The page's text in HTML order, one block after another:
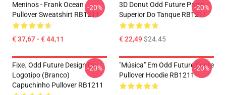
Meninos - Frank Ocean
Pullover Sweatshirt RB1211
€ 37,67 - € 44,11
-20%
3D Donut Odd Future Parte
Superior Do Tanque RB1211
€ 22,49$24.45
-20%
Fixe. Odd Future Design De
Logotipo (branco)
Capuchinho Pullover RB1211
-20%
"Música" Em Odd Future Fonte
Pullover Hoodie RB1211
-20%